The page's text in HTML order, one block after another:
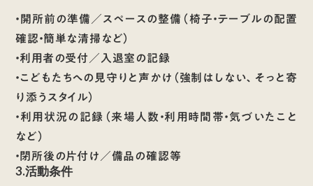
・開所前の準備／スペースの整備（椅子・テーブルの配置
確認・簡単な清掃など）
・利用者の受付／入退室の記録
・こどもたちへの見守りと声かけ（強制はしない、そっと寄
り添うスタイル）
・利用状況の記録（来場人数・利用時間帯・気づいたこと
など）
・閉所後の片付け／備品の確認等
3.活動条件